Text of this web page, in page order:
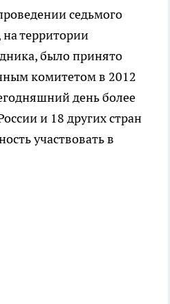
седьмого
территории
было принято
комитетом в 2012
день более
и 18 других стран
участвовать в